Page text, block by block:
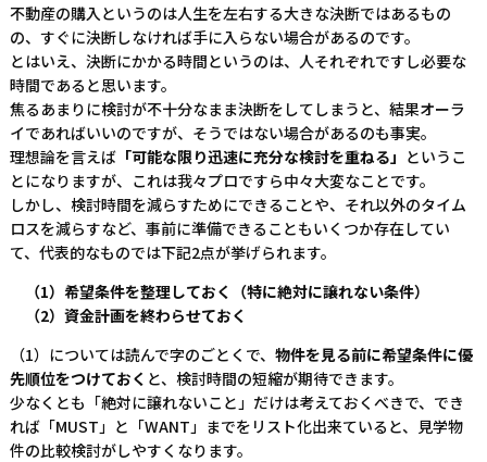
不動産の購入というのは人生を左右する大きな決断ではあるもの
の、すぐに決断しなければ手に入らない場合があるのです。
とはいえ、決断にかかる時間というのは、人それぞれですし必要な
時間であると思います。
焦るあまりに検討が不十分なまま決断をしてしまうと、結果オーラ
イであればいいのですが、そうではない場合があるのも事実。
理想論を言えば「可能な限り迅速に充分な検討を重ねる」 というこ
とになりますが、これは我々プロですら中々大変なことです。
しかし、検討時間を減らすためにできることや、それ以外のタイム
ロスを減らすなど、事前に準備できることもいくつか存在してい
て、代表的なものでは下記2点が挙げられます。
（1）希望条件を整理しておく（特に絶対に譲れない条件）
（2）資金計画を終わらせておく
（1）については読んで字のごとくで、 物件を見る前に希望条件に優
先順位をつけておく と、検討時間の短縮が期待できます。
少なくとも「絶対に譲れないこと」だけは考えておくべきで、でき
れば「MUST」と「WANT」までをリスト化出来ていると、見学物
件の比較検討がしやすくなります。